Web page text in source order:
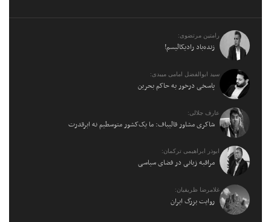
رامتین مرتضوی:
زنده‌باد رادیکالیسم!
سید ابوالفضل امامی میبدی:
پاسخی درخور به حاکم بحرین
عارف جلالی:
شاکری مشاور قالیباف: ما یک‌کشور متوسطیم نه ابرقدرت
ابوذر ابراهیمی ترکمان:
مراقبه زبانی در فضای سیاسی
غلامرضا ظریفیان:
روایت بزرگ ایران